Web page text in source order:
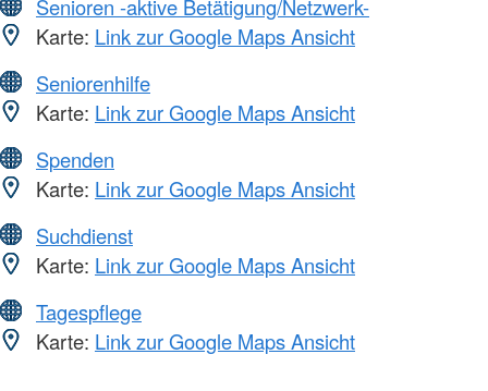
Senioren -aktive Betätigung/Netzwerk-
Karte: Link zur Google Maps Ansicht
Seniorenhilfe
Karte: Link zur Google Maps Ansicht
Spenden
Karte: Link zur Google Maps Ansicht
Suchdienst
Karte: Link zur Google Maps Ansicht
Tagespflege
Karte: Link zur Google Maps Ansicht